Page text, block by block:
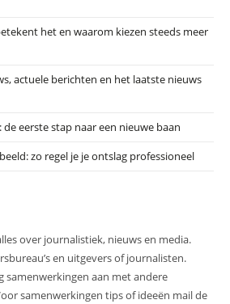
het en waarom kiezen steeds meer
actuele berichten en het laatste nieuws
eerste stap naar een nieuwe baan
zo regel je je ontslag professioneel
over journalistiek, nieuws en media.
en uitgevers of journalisten.
samenwerkingen aan met andere
samenwerkingen tips of ideeën mail de